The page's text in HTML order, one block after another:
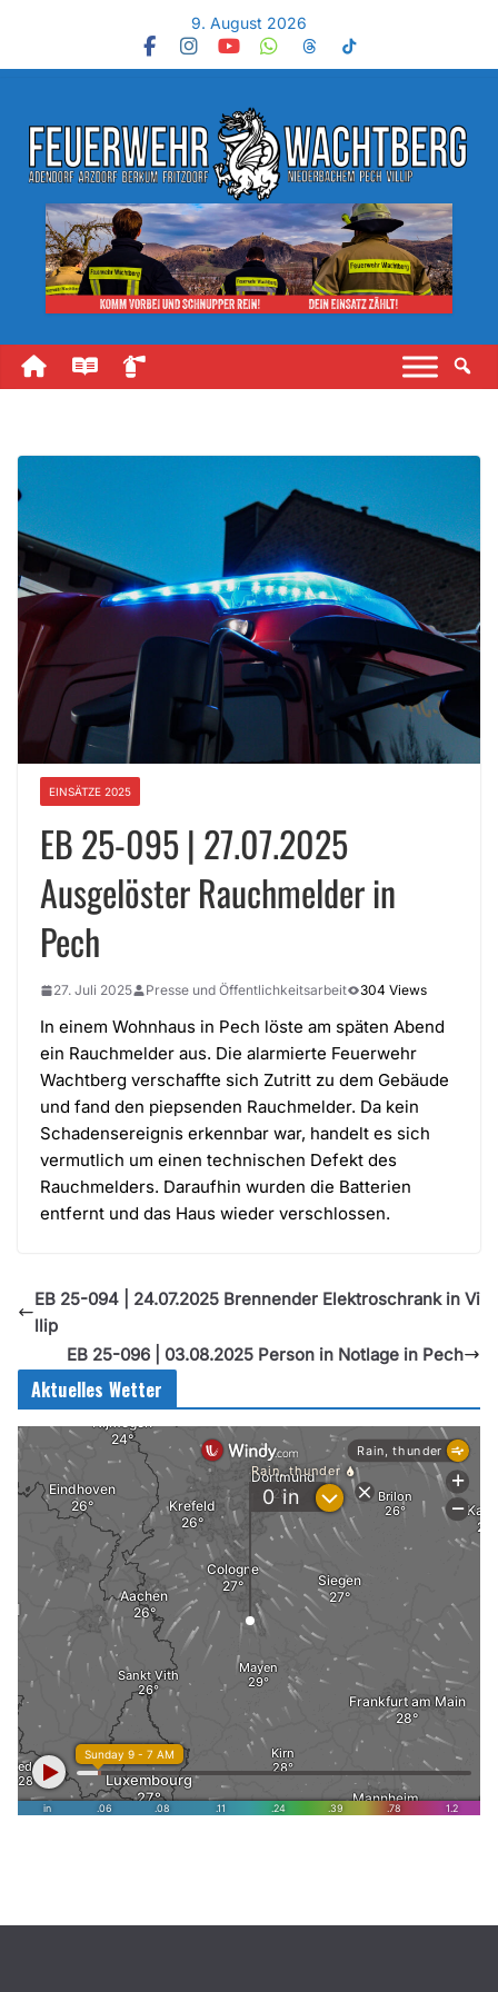
9. August 2026
EINSÄTZE 2025
EB 25-095 | 27.07.2025
Ausgelöster Rauchmelder in
Pech
27. Juli 2025 Presse und Öffentlichkeitsarbeit 304 Views
In einem Wohnhaus in Pech löste am späten Abend
ein Rauchmelder aus. Die alarmierte Feuerwehr
Wachtberg verschaffte sich Zutritt zu dem Gebäude
und fand den piepsenden Rauchmelder. Da kein
Schadensereignis erkennbar war, handelt es sich
vermutlich um einen technischen Defekt des
Rauchmelders. Daraufhin wurden die Batterien
entfernt und das Haus wieder verschlossen.
EB 25-094 | 24.07.2025 Brennender Elektroschrank in Vi
llip
EB 25-096 | 03.08.2025 Person in Notlage in Pech
Aktuelles Wetter